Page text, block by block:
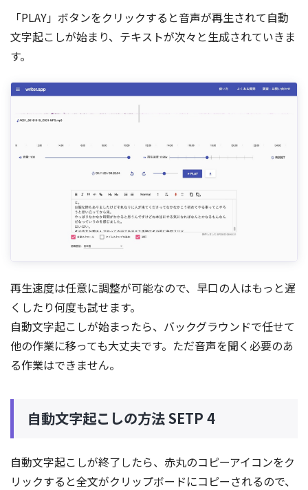
「PLAY」ボタンをクリックすると音声が再生されて自動
文字起こしが始まり、テキストが次々と生成されていきま
す。
再生速度は任意に調整が可能なので、早口の人はもっと遅
くしたり何度も試せます。
自動文字起こしが始まったら、バックグラウンドで任せて
他の作業に移っても大丈夫です。ただ音声を聞く必要のあ
る作業はできません。
自動文字起こしの方法 SETP 4
自動文字起こしが終了したら、赤丸のコピーアイコンをク
リックすると全文がクリップボードにコピーされるので、